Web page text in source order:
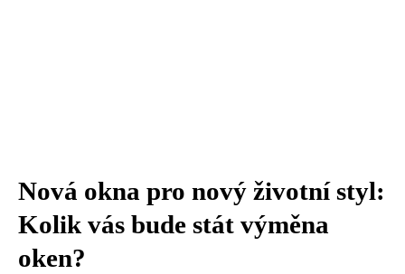
Nová okna pro nový životní styl:
Kolik vás bude stát výměna
oken?